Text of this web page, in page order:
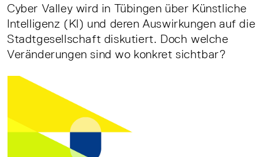
Cyber Valley wird in Tübingen über Künstliche
Intelligenz (KI) und deren Auswirkungen auf die
Stadtgesellschaft diskutiert. Doch welche
Veränderungen sind wo konkret sichtbar?